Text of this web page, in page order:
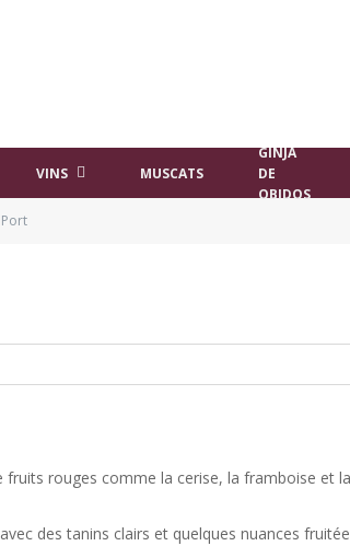
VINS MUSCATS
GINJA
DE
OBIDOS
Port
fruits rouges comme la cerise, la framboise et
des tanins clairs et quelques nuances